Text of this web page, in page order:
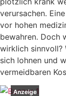
verursachen.
vor hohen
bewahren. Doch
wirklich sinnvoll?
sich lohnen und
vermeidbaren
Anzeige